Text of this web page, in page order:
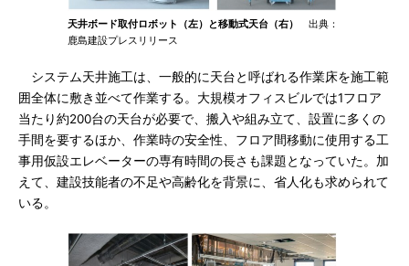
天井ボード取付ロボット（左）と移動式天台（右）
出典：
鹿島建設プレスリリース
システム天井施工は、一般的に天台と呼ばれる作業床を施工範
囲全体に敷き並べて作業する。大規模オフィスビルでは1フロア
当たり約200台の天台が必要で、搬入や組み立て、設置に多くの
手間を要するほか、作業時の安全性、フロア間移動に使用する工
事用仮設エレベーターの専有時間の長さも課題となっていた。加
えて、建設技能者の不足や高齢化を背景に、省人化も求められて
いる。